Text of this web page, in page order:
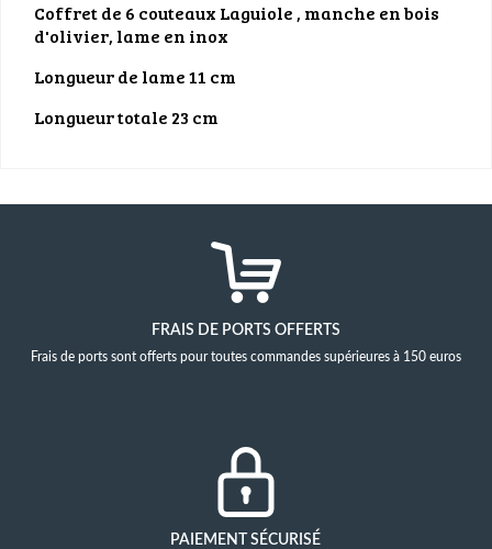
Coffret de 6 couteaux Laguiole , manche en bois
d'olivier, lame en inox
Longueur de lame 11 cm
Longueur totale 23 cm
FRAIS DE PORTS OFFERTS
Frais de ports sont offerts pour toutes commandes supérieures à 150 euros
PAIEMENT SÉCURISÉ